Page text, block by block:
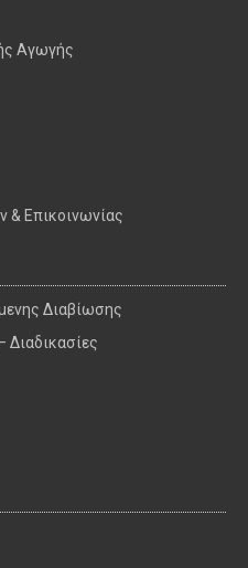
Αγωγής
& Επικοινωνίας
Διαβίωσης